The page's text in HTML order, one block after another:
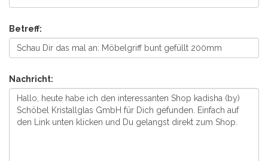
Betreff:
Nachricht: